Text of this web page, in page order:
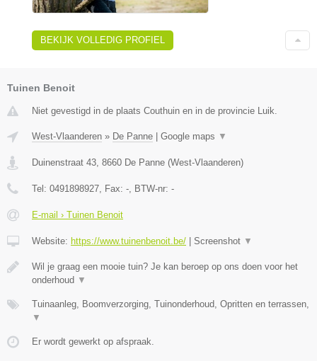
BEKIJK VOLLEDIG PROFIEL
Tuinen Benoit
Niet gevestigd in de plaats Couthuin en in de provincie Luik.
West-Vlaanderen » De Panne | Google maps ▼
Duinenstraat 43 8660 De Panne (West-Vlaanderen)
Tel: 0491898927 , Fax: - , BTW-nr: -
E-mail › Tuinen Benoit
Website: https://www.tuinenbenoit.be/ | Screenshot ▼
Wil je graag een mooie tuin? Je kan beroep op ons doen voor het
onderhoud ▼
Tuinaanleg, Boomverzorging, Tuinonderhoud, Opritten en terrassen,
▼
Er wordt gewerkt op afspraak.